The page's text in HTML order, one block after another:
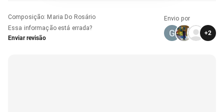
Composição: Maria Do Rosário
Essa informação está errada?
Enviar revisão
Envio por
+2